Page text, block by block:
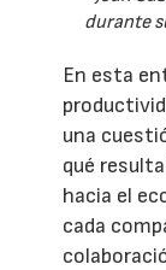
durante
En esta
una
qué
hacia el
cada